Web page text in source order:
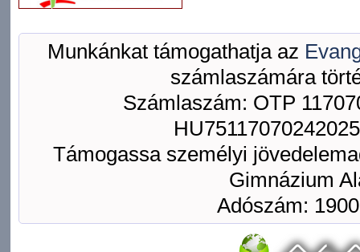
Munkánkat támogathatja az
számlaszámára
Számlaszám: OTP
Támogassa személyi
Gimnázium
Adószám: